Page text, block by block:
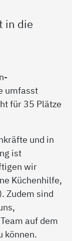
in die
umfasst
für 35 Plätze
und in
ist
wir
Küchenhilfe,
Zudem sind
auf dem
können.